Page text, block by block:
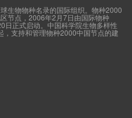
生物物种名录的国际组织。物种2000
节点，2006年2月7日由国际物种
正式启动。中国科学院生物多样性
支持和管理物种2000中国节点的建